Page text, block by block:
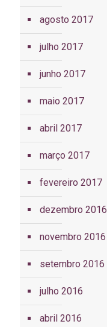
agosto 2017
julho 2017
junho 2017
maio 2017
abril 2017
março 2017
fevereiro 2017
dezembro 2016
novembro 2016
setembro 2016
julho 2016
abril 2016